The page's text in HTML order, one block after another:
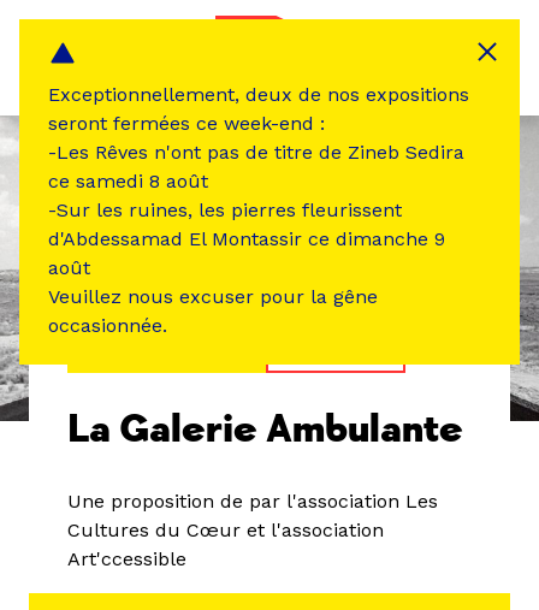
La Galerie Ambulante
Une proposition de par l'association Les
Cultures du Cœur et l'association
Art'ccessible
Exceptionnellement, deux de nos expositions
seront fermées ce week-end :
-Les Rêves n'ont pas de titre de Zineb Sedira
ce samedi 8 août
-Sur les ruines, les pierres fleurissent
d'Abdessamad El Montassir ce dimanche 9
août
Veuillez nous excuser pour la gêne
occasionnée.
Panneau de gestion des cookies